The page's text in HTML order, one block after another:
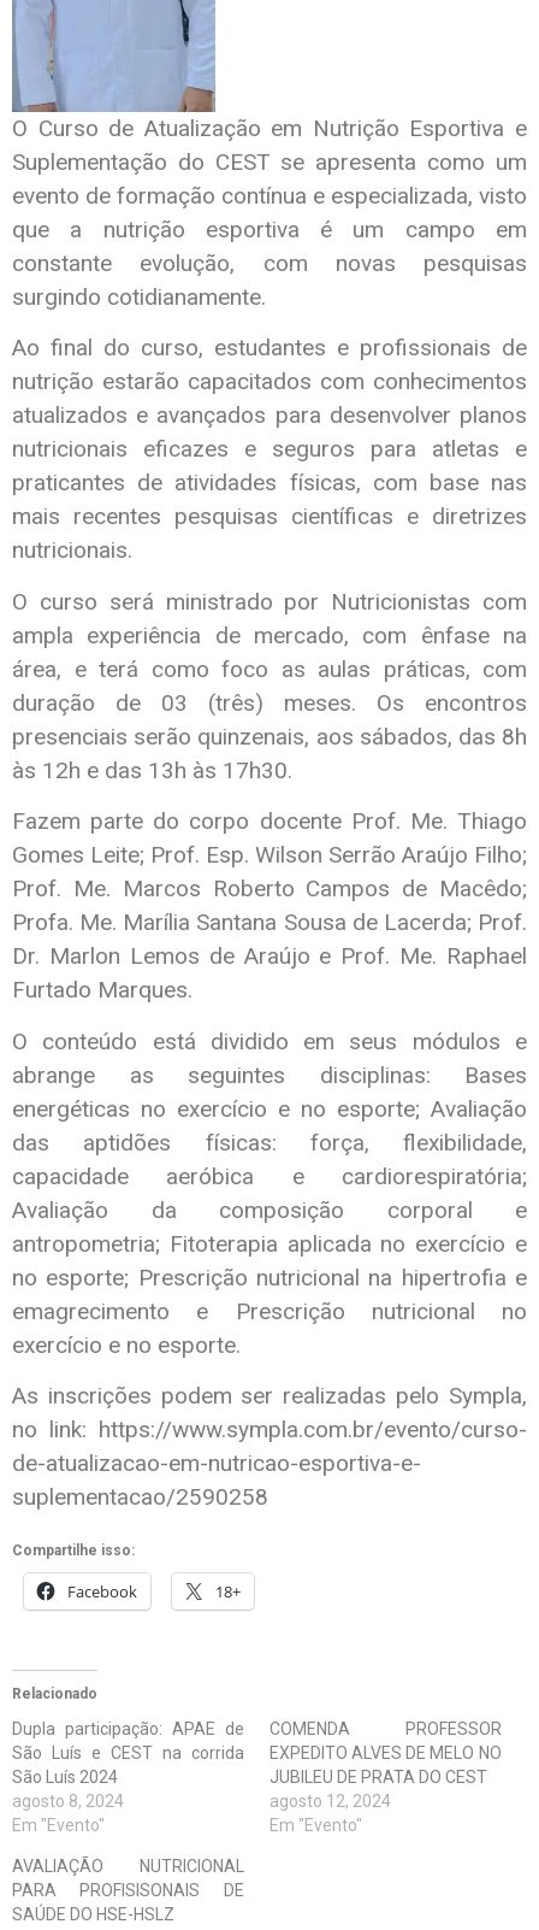
O Curso de Atualização em Nutrição Esportiva e
Suplementação do CEST se apresenta como um
evento de formação contínua e especializada, visto
que a nutrição esportiva é um campo em
constante evolução, com novas pesquisas
surgindo cotidianamente.
Ao final do curso, estudantes e profissionais de
nutrição estarão capacitados com conhecimentos
atualizados e avançados para desenvolver planos
nutricionais eficazes e seguros para atletas e
praticantes de atividades físicas, com base nas
mais recentes pesquisas científicas e diretrizes
nutricionais.
O curso será ministrado por Nutricionistas com
ampla experiência de mercado, com ênfase na
área, e terá como foco as aulas práticas, com
duração de 03 (três) meses. Os encontros
presenciais serão quinzenais, aos sábados, das 8h
às 12h e das 13h às 17h30.
Fazem parte do corpo docente Prof. Me. Thiago
Gomes Leite; Prof. Esp. Wilson Serrão Araújo Filho;
Prof. Me. Marcos Roberto Campos de Macêdo;
Profa. Me. Marília Santana Sousa de Lacerda; Prof.
Dr. Marlon Lemos de Araújo e Prof. Me. Raphael
Furtado Marques.
O conteúdo está dividido em seus módulos e
abrange as seguintes disciplinas: Bases
energéticas no exercício e no esporte; Avaliação
das aptidões físicas: força, flexibilidade,
capacidade aeróbica e cardiorespiratória;
Avaliação da composição corporal e
antropometria; Fitoterapia aplicada no exercício e
no esporte; Prescrição nutricional na hipertrofia e
emagrecimento e Prescrição nutricional no
exercício e no esporte.
As inscrições podem ser realizadas pelo Sympla,
no link: https://www.sympla.com.br/evento/curso-
de-atualizacao-em-nutricao-esportiva-e-
suplementacao/2590258
Compartilhe isso:
Facebook 18+
Relacionado
Dupla participação: APAE de
São Luís e CEST na corrida
São Luís 2024
agosto 8, 2024
Em "Evento"
COMENDA PROFESSOR
EXPEDITO ALVES DE MELO NO
JUBILEU DE PRATA DO CEST
agosto 12, 2024
Em "Evento"
AVALIAÇÃO NUTRICIONAL
PARA PROFISISONAIS DE
SAÚDE DO HSE-HSLZ